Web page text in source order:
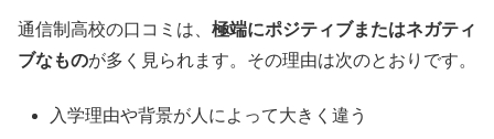
通信制高校の口コミは、 極端にポジティブまたはネガティ
ブなものが多く見られます。その理由は次のとおりです。
入学理由や背景が人によって大きく違う